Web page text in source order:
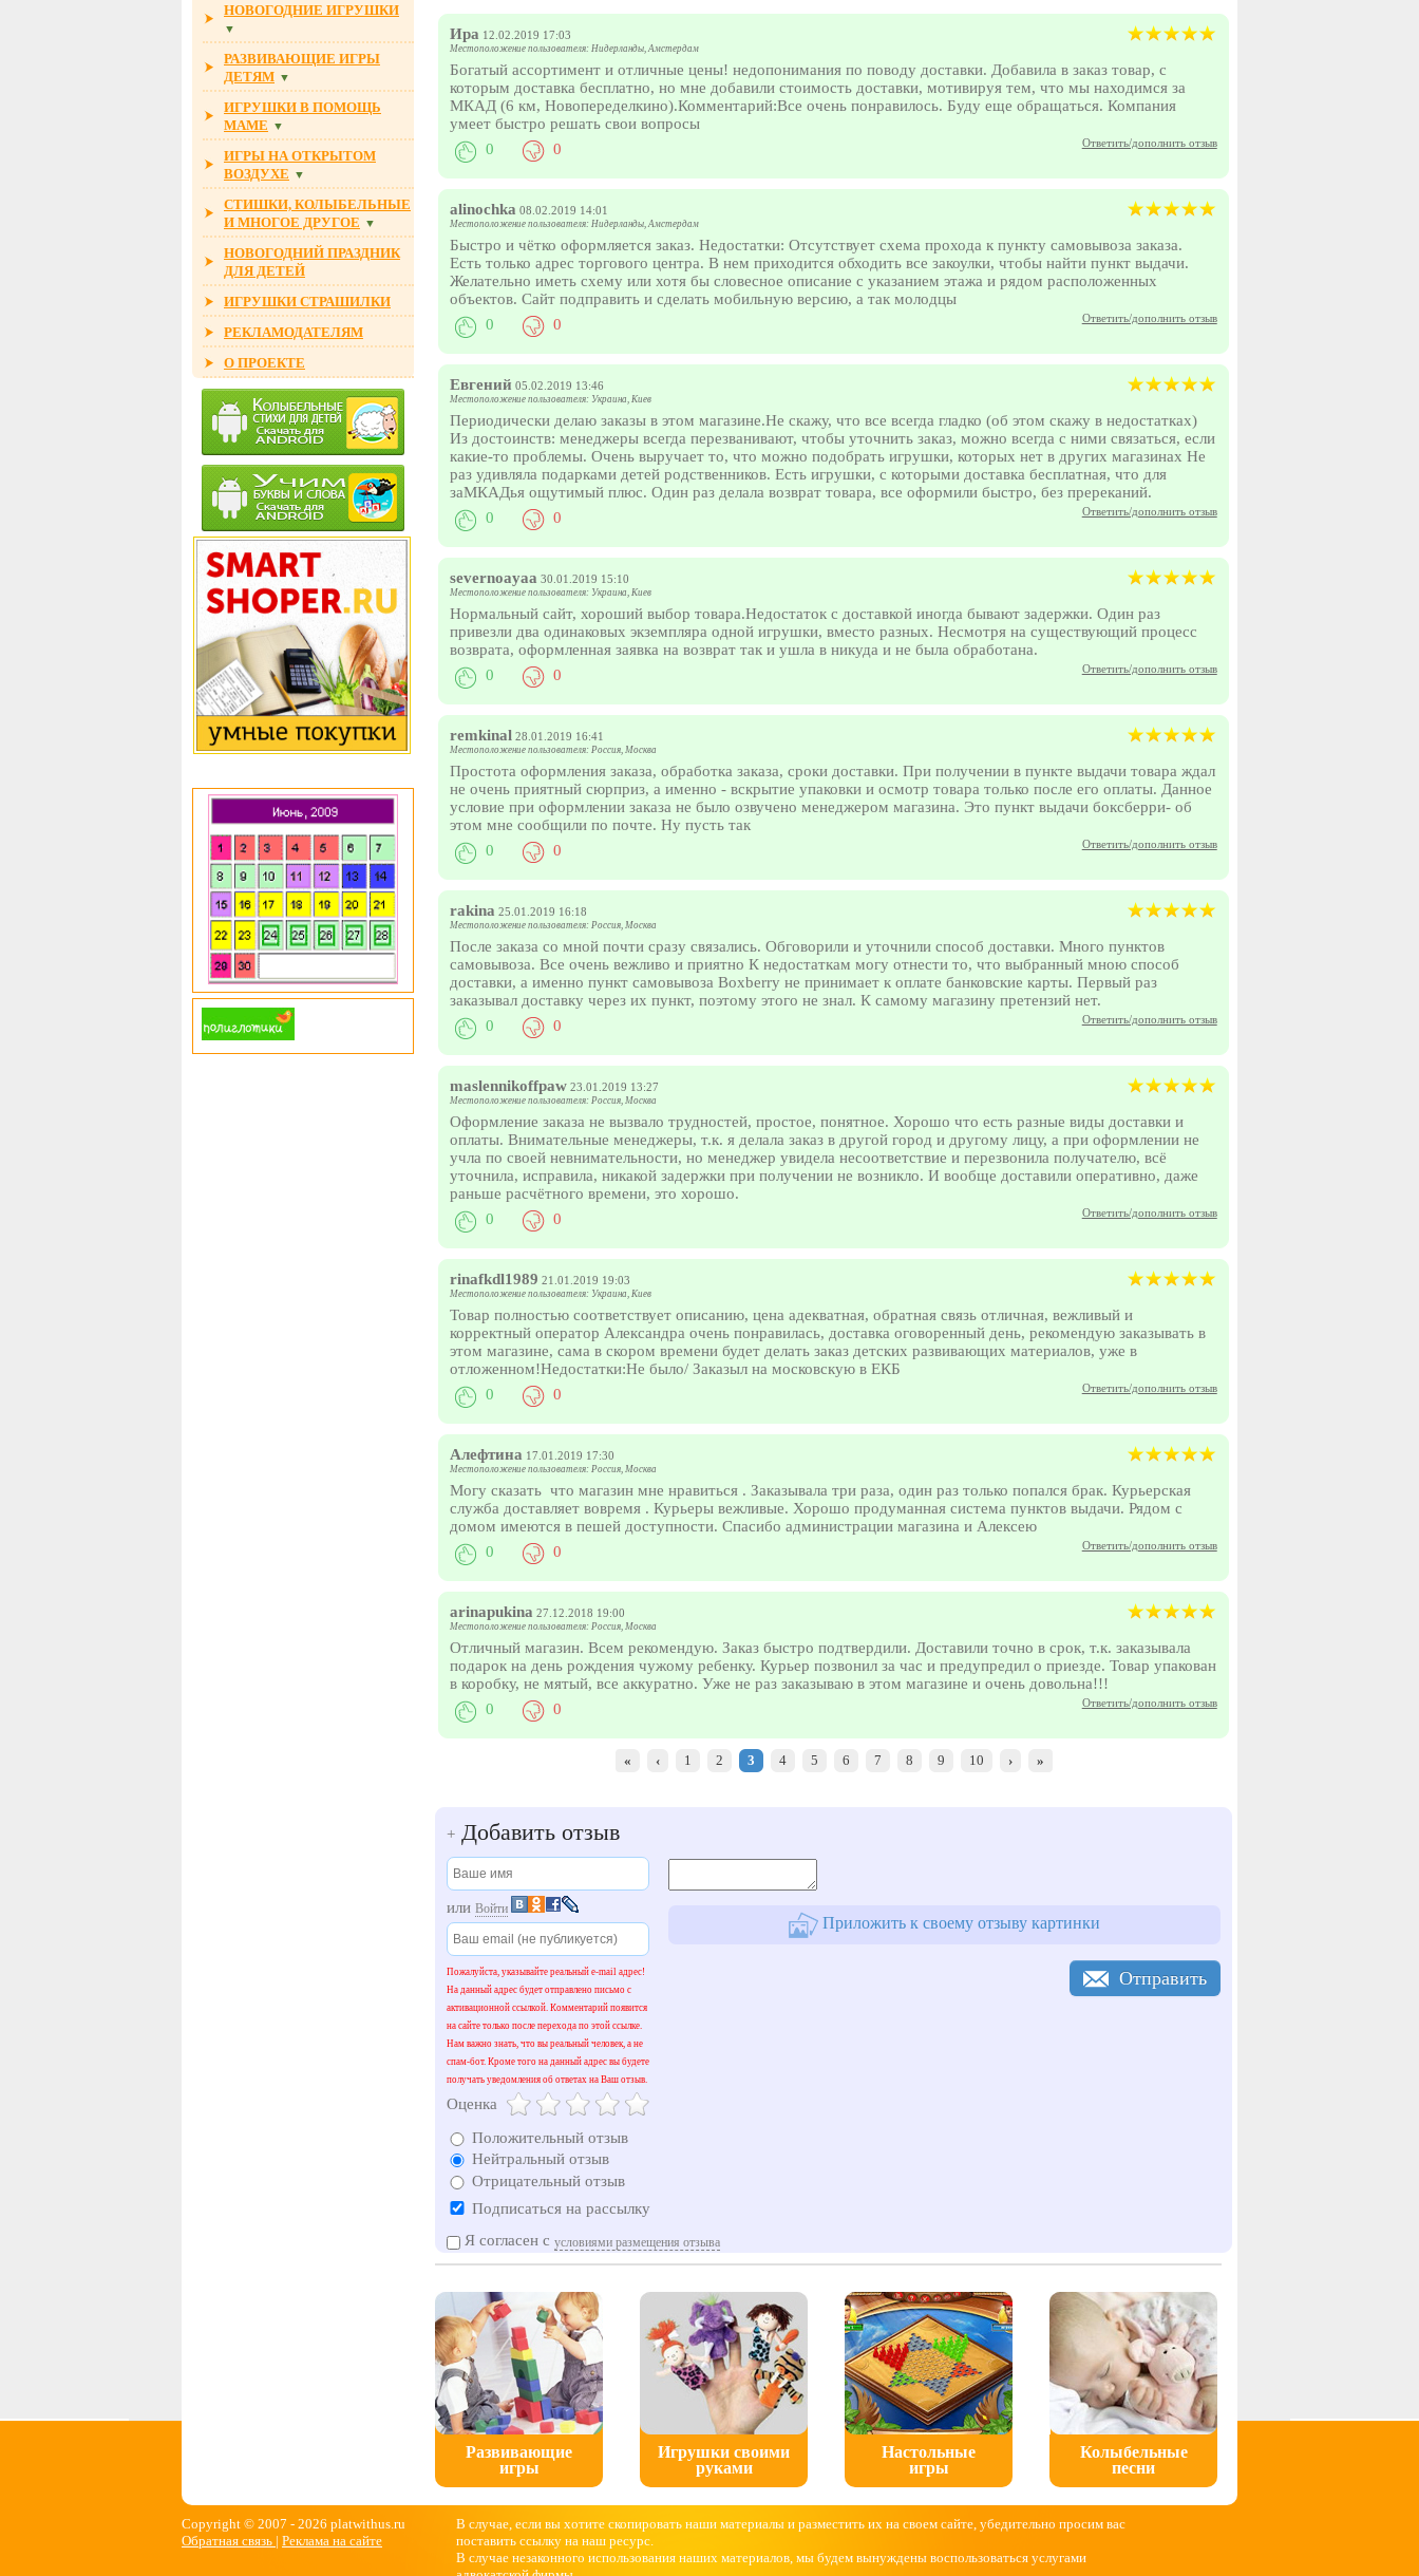
НОВОГОДНИЕ ИГРУШКИ
▼
РАЗВИВАЮЩИЕ ИГРЫ
ДЕТЯМ ▼
ИГРУШКИ В ПОМОЩЬ
МАМЕ ▼
ИГРЫ НА ОТКРЫТОМ
ВОЗДУХЕ ▼
СТИШКИ, КОЛЫБЕЛЬНЫЕ
И МНОГОЕ ДРУГОЕ ▼
НОВОГОДНИЙ ПРАЗДНИК
ДЛЯ ДЕТЕЙ
ИГРУШКИ СТРАШИЛКИ
РЕКЛАМОДАТЕЛЯМ
О ПРОЕКТЕ
Ира 12.02.2019 17:03
Местоположение пользователя: Нидерланды, Амстердам
Богатый ассортимент и отличные цены! недопонимания по поводу доставки. Добавила в заказ товар, с
которым доставка бесплатно, но мне добавили стоимость доставки, мотивируя тем, что мы находимся за
МКАД (6 км, Новопеределкино).Комментарий:Все очень понравилось. Буду еще обращаться. Компания
умеет быстро решать свои вопросы
Ответить/дополнить отзыв
0 0
alinochka 08.02.2019 14:01
Местоположение пользователя: Нидерланды, Амстердам
Быстро и чётко оформляется заказ. Недостатки: Отсутствует схема прохода к пункту самовывоза заказа.
Есть только адрес торгового центра. В нем приходится обходить все закоулки, чтобы найти пункт выдачи.
Желательно иметь схему или хотя бы словесное описание с указанием этажа и рядом расположенных
объектов. Сайт подправить и сделать мобильную версию, а так молодцы
Ответить/дополнить отзыв
0 0
Евгений 05.02.2019 13:46
Местоположение пользователя: Украина, Киев
Периодически делаю заказы в этом магазине.Не скажу, что все всегда гладко (об этом скажу в недостатках)
Из достоинств: менеджеры всегда перезванивают, чтобы уточнить заказ, можно всегда с ними связаться, если
какие-то проблемы. Очень выручает то, что можно подобрать игрушки, которых нет в других магазинах Не
раз удивляла подарками детей родственников. Есть игрушки, с которыми доставка бесплатная, что для
заМКАДья ощутимый плюс. Один раз делала возврат товара, все оформили быстро, без пререканий.
Ответить/дополнить отзыв
0 0
severnoayaa 30.01.2019 15:10
Местоположение пользователя: Украина, Киев
Нормальный сайт, хороший выбор товара.Недостаток с доставкой иногда бывают задержки. Один раз
привезли два одинаковых экземпляра одной игрушки, вместо разных. Несмотря на существующий процесс
возврата, оформленная заявка на возврат так и ушла в никуда и не была обработана.
Ответить/дополнить отзыв
0 0
remkinal 28.01.2019 16:41
Местоположение пользователя: Россия, Москва
Простота оформления заказа, обработка заказа, сроки доставки. При получении в пункте выдачи товара ждал
не очень приятный сюрприз, а именно - вскрытие упаковки и осмотр товара только после его оплаты. Данное
условие при оформлении заказа не было озвучено менеджером магазина. Это пункт выдачи боксберри- об
этом мне сообщили по почте. Ну пусть так
Ответить/дополнить отзыв
0 0
rakina 25.01.2019 16:18
Местоположение пользователя: Россия, Москва
После заказа со мной почти сразу связались. Обговорили и уточнили способ доставки. Много пунктов
самовывоза. Все очень вежливо и приятно К недостаткам могу отнести то, что выбранный мною способ
доставки, а именно пункт самовывоза Boxberry не принимает к оплате банковские карты. Первый раз
заказывал доставку через их пункт, поэтому этого не знал. К самому магазину претензий нет.
Ответить/дополнить отзыв
0 0
maslennikoffpaw 23.01.2019 13:27
Местоположение пользователя: Россия, Москва
Оформление заказа не вызвало трудностей, простое, понятное. Хорошо что есть разные виды доставки и
оплаты. Внимательные менеджеры, т.к. я делала заказ в другой город и другому лицу, а при оформлении не
учла по своей невнимательности, но менеджер увидела несоответствие и перезвонила получателю, всё
уточнила, исправила, никакой задержки при получении не возникло. И вообще доставили оперативно, даже
раньше расчётного времени, это хорошо.
Ответить/дополнить отзыв
0 0
rinafkdl1989 21.01.2019 19:03
Местоположение пользователя: Украина, Киев
Товар полностью соответствует описанию, цена адекватная, обратная связь отличная, вежливый и
корректный оператор Александра очень понравилась, доставка оговоренный день, рекомендую заказывать в
этом магазине, сама в скором времени будет делать заказ детских развивающих материалов, уже в
отложенном!Недостатки:Не было/ Заказыл на московскую в ЕКБ
Ответить/дополнить отзыв
0 0
Алефтина 17.01.2019 17:30
Местоположение пользователя: Россия, Москва
Могу сказать что магазин мне нравиться . Заказывала три раза, один раз только попался брак. Курьерская
служба доставляет вовремя . Курьеры вежливые. Хорошо продуманная система пунктов выдачи. Рядом с
домом имеются в пешей доступности. Спасибо администрации магазина и Алексею
Ответить/дополнить отзыв
0 0
arinapukina 27.12.2018 19:00
Местоположение пользователя: Россия, Москва
Отличный магазин. Всем рекомендую. Заказ быстро подтвердили. Доставили точно в срок, т.к. заказывала
подарок на день рождения чужому ребенку. Курьер позвонил за час и предупредил о приезде. Товар упакован
в коробку, не мятый, все аккуратно. Уже не раз заказываю в этом магазине и очень довольна!!!
Ответить/дополнить отзыв
0 0
« ‹ 1 2 3 4 5 6 7 8 9 10 › »
+ Добавить отзыв
или Войти
Пожалуйста, указывайте реальный e-mail адрес!
На данный адрес будет отправлено письмо с
активационной ссылкой. Комментарий появится
на сайте только после перехода по этой ссылке.
Нам важно знать, что вы реальный человек, а не
спам-бот. Кроме того на данный адрес вы будете
получать уведомления об ответах на Ваш отзыв.
Оценка
Положительный отзыв
Нейтральный отзыв
Отрицательный отзыв
Подписаться на рассылку
Приложить к своему отзыву картинки
Я согласен с условиями размещения отзыва
Отправить
Развивающие
игры
Игрушки своими
руками
Настольные
игры
Колыбельные
песни
Copyright © 2007 - 2026 platwithus.ru
Обратная связь | Реклама на сайте
В случае, если вы хотите скопировать наши материалы и разместить их на своем сайте, убедительно просим вас
поставить ссылку на наш ресурс.
В случае незаконного использования наших материалов, мы будем вынуждены воспользоваться услугами